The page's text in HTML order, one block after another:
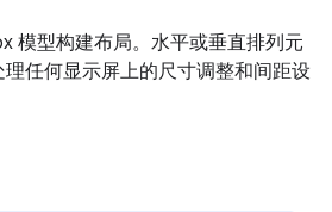
模型构建布局。水平或垂直排列元
任何显示屏上的尺寸调整和间距设